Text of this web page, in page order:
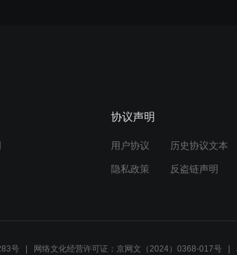
协议声明
用户协议 历史协议文本
隐私政策 反盗链声明
号 网络文化经营许可证：京网文（2024）0368-017号